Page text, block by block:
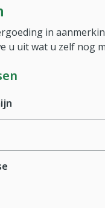
in
u uit wat u zelf nog